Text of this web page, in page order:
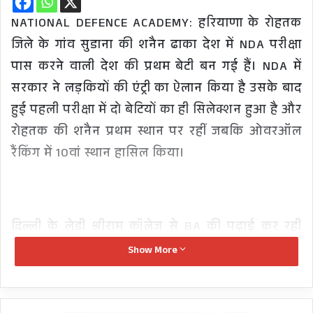
NATIONAL DEFENCE ACADEMY: हरियाणा के रोहतक
जिले के गांव सुडाना की शनैन ढाका देश में NDA परीक्षा
पास करने वाली देश की प्रथम बेटी बन गई हैं। NDA में
सरकार ने लड़कियों की एंट्री का ऐलान किया है उसके बाद
हुई पहली परीक्षा में दो बेटियों का ही सिलेक्शन हुआ है और
रोहतक की शनैन प्रथम स्थान पर रहीं जबकि ओवरऑल
रैंकिंग में 10वां स्थान हासिल किया।
दिल्ली के लेडी श्रीराम कॉलेज से BA की पढ़ाई कर रही
शनैन ने सेना से रिटायर्ड अपने पिता विजय कुमार और
सेना में ही नर्सिंग अफसर बनी बड़ी बहन से प्रेरित होकर
सेना में जाने की प्रेरणा मिली। शनैन पढ़ाई के साथ साथ
Show More